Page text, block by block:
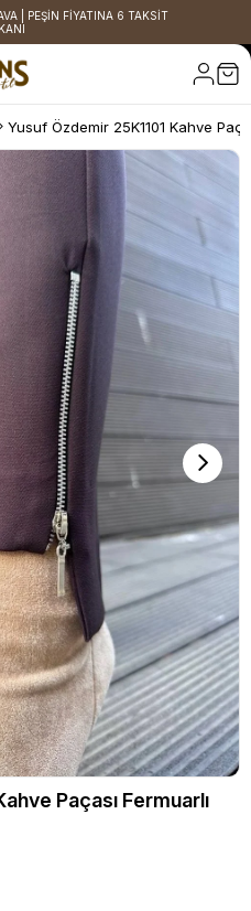
| PEŞİN FİYATINA 6 TAKSİT
Paçası Fermuarlı